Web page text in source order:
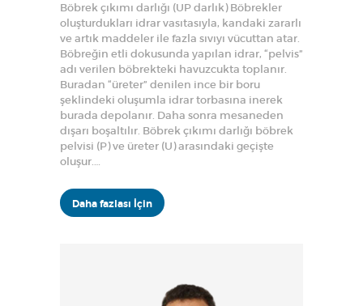
Böbrek çıkımı darlığı (UP darlık) Böbrekler
oluşturdukları idrar vasıtasıyla, kandaki zararlı
ve artık maddeler ile fazla sıvıyı vücuttan atar.
Böbreğin etli dokusunda yapılan idrar, “pelvis”
adı verilen böbrekteki havuzcukta toplanır.
Buradan “üreter” denilen ince bir boru
şeklindeki oluşumla idrar torbasına inerek
burada depolanır. Daha sonra mesaneden
dışarı boşaltılır. Böbrek çıkımı darlığı böbrek
pelvisi (P) ve üreter (U) arasındaki geçişte
oluşur.…
Daha fazlası İçin